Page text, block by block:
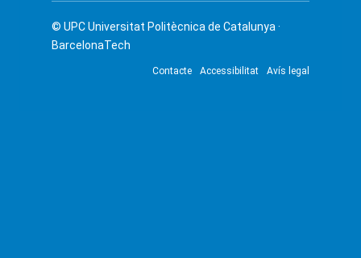
© UPCUniversitat Politècnica de Catalunya ·
BarcelonaTech
Contacte Accessibilitat Avís legal